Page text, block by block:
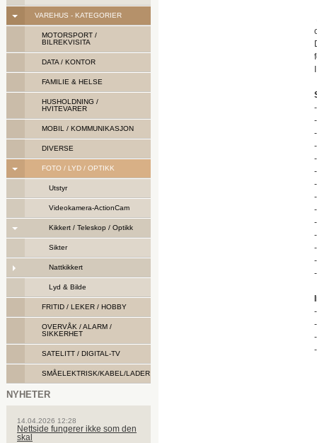
VAREHUS - KATEGORIER
MOTORSPORT /
BILREKVISITA
DATA / KONTOR
FAMILIE & HELSE
HUSHOLDNING /
HVITEVARER
MOBIL / KOMMUNIKASJON
DIVERSE
FOTO / LYD / OPTIKK
Utstyr
Videokamera-ActionCam
Kikkert / Teleskop / Optikk
Sikter
Nattkikkert
Lyd & Bilde
FRITID / LEKER / HOBBY
OVERVÅK / ALARM /
SIKKERHET
SATELITT / DIGITAL-TV
SMÅELEKTRISK/KABEL/LADER
NYHETER
14.04.2026 12:28
Nettside fungerer ikke som den
skal